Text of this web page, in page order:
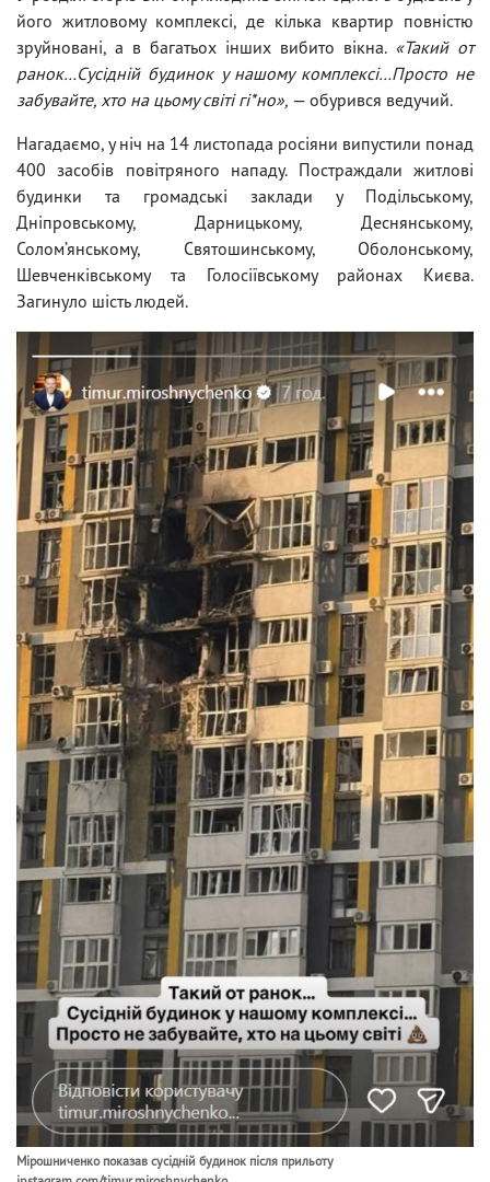
його житловому комплексі, де кілька квартир повністю
зруйновані, а в багатьох інших вибито вікна. «Такий от
ранок…Сусідній будинок у нашому комплексі…Просто не
забувайте, хто на цьому світі гі*но», — обурився ведучий.
Нагадаємо, у ніч на 14 листопада росіяни випустили понад
400 засобів повітряного нападу. Постраждали житлові
будинки та громадські заклади у Подільському,
Дніпровському, Дарницькому, Деснянському,
Солом’янському, Святошинському, Оболонському,
Шевченківському та Голосіївському районах Києва.
Загинуло шість людей.
Мірошниченко показав сусідній будинок після прильоту